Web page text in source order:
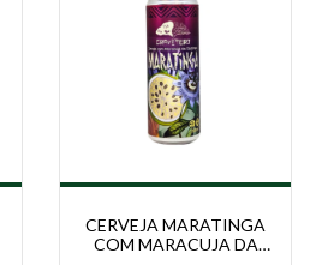
CERVEJA MARATINGA
COM MARACUJA DA